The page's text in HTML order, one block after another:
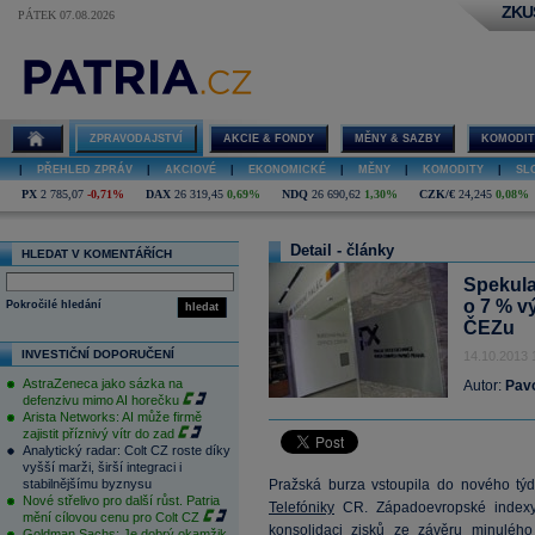
PÁTEK 07.08.2026
ZPRAVODAJSTVÍ AKCIE & FONDY MĚNY & SAZBY
PŘEHLED ZPRÁV AKCIOVÉ EKONOMICKÉ MĚNY KOMODITY
PX 2 785,07 -0,71% DAX 26 319,45 0,69% NDQ 26 690,62 1,30% CZK/€ 24,245 0,08%
HLEDAT V KOMENTÁŘÍCH
hledat
Pokročilé hledání
INVESTIČNÍ DOPORUČENÍ
AstraZeneca jako sázka na
defenzivu mimo AI horečku
Arista Networks: AI může firmě
zajistit příznivý vítr do zad
Analytický radar: Colt CZ roste díky
vyšší marži, širší integraci i
stabilnějšímu byznysu
Nové střelivo pro další růst. Patria
mění cílovou cenu pro Colt CZ
Detail - články
o 7 %
ČEZu
14.10.2013
Autor:
Pražská burza vstoupila do nového
Telefóniky CR. Západoevropské
konsolidaci zisků ze závěru